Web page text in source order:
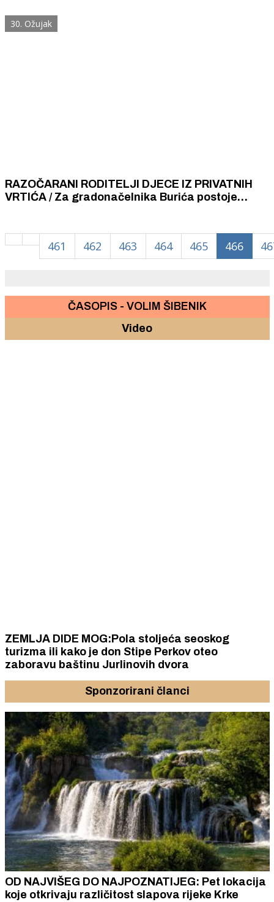
gledati sa svojih prozora i balkona
30. Ožujak
RAZOČARANI RODITELJI DJECE IZ PRIVATNIH
VRTIĆA / Za gradonačelnika Burića postoje
vjerske vrtiće
461 462 463 464 465 466
ČASOPIS - VOLIM ŠIBENIK
Video
ZEMLJA DIDE MOG:Pola stoljeća seoskog
turizma ili kako je don Stipe Perkov oteo
zaboravu baštinu Jurlinovih dvora
Sponzorirani članci
OD NAJVIŠEG DO NAJPOZNATIJEG: Pet lokacija
koje otkrivaju različitost slapova rijeke Krke